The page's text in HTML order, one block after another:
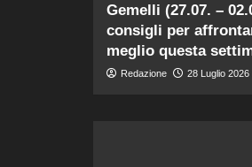
Gemelli (27.07. –
consigli per
meglio questa
Redazione 28 Luglio 2026